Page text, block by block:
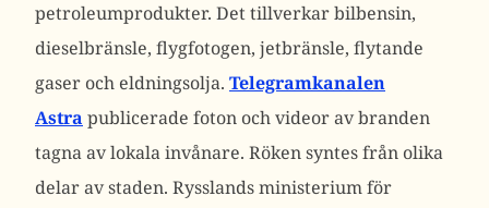
petroleumprodukter. Det tillverkar bilbensin,
dieselbränsle, flygfotogen, jetbränsle, flytande
gaser och eldningsolja. Telegramkanalen
Astra publicerade foton och videor av branden
tagna av lokala invånare. Röken syntes från olika
delar av staden. Rysslands ministerium för